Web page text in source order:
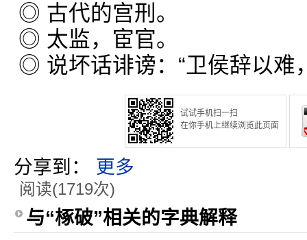
◎ 古代的宫刑。
◎ 太监，宦官。
◎ 说坏话诽谤：“卫侯辞以难
试试手机扫一扫
在你手机上继续浏览此页面
分享到： 更多
阅读(1719次)
与“椓破”相关的字典解释